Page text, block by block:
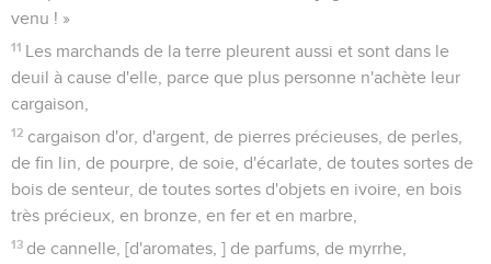
venu ! »
11 Les marchands de la terre pleurent aussi et sont dans le
deuil à cause d'elle, parce que plus personne n'achète leur
cargaison,
12 cargaison d'or, d'argent, de pierres précieuses, de perles,
de fin lin, de pourpre, de soie, d'écarlate, de toutes sortes de
bois de senteur, de toutes sortes d'objets en ivoire, en bois
très précieux, en bronze, en fer et en marbre,
13 de cannelle, [d'aromates, ] de parfums, de myrrhe,